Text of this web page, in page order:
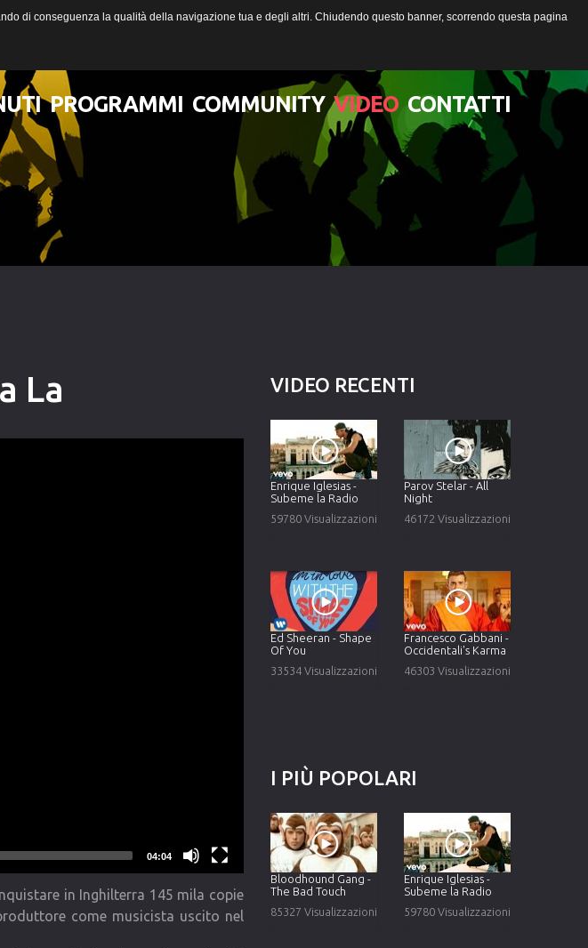
PROGRAMMI COMMUNITY
Lista degli utenti
Una canzone per Te
VIDEO CONTATTI
La
04:04
in Inghilterra 145 mila copie
come musicista uscito nel
VIDEO RECENTI
Enrique Iglesias -
Subeme la Radio
59780 Visualizzazioni
Parov Stelar - All
Night
46172 Visualizzazioni
Ed Sheeran - Shape
Of You
33534 Visualizzazioni
Francesco Gabbani -
Occidentali's Karma
46303 Visualizzazioni
I PIÙ POPOLARI
Bloodhound Gang -
The Bad Touch
85327 Visualizzazioni
Enrique Iglesias -
Subeme la Radio
59780 Visualizzazioni
di conseguenza la qualità della navigazione tua e degli altri. Chiudendo questo banner, scorrendo questa pagina